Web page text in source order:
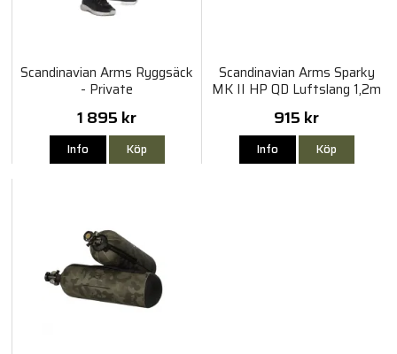
Scandinavian Arms Ryggsäck
- Private
1 895 kr
Info Köp
Scandinavian Arms Sparky
MK II HP QD Luftslang 1,2m
915 kr
Info Köp